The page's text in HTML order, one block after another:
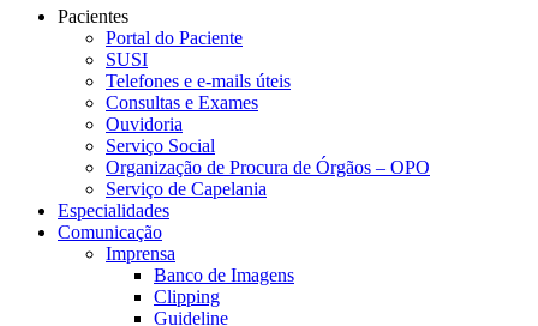
Pacientes
Portal do Paciente
SUSI
Telefones e e-mails úteis
Consultas e Exames
Ouvidoria
Serviço Social
Organização de Procura de Órgãos – OPO
Serviço de Capelania
Especialidades
Comunicação
Imprensa
Banco de Imagens
Clipping
Guideline